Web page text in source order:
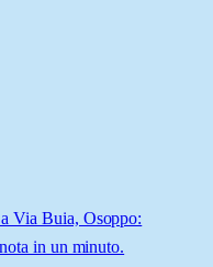
Via Buia, Osoppo:
in un minuto.